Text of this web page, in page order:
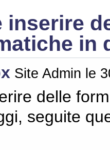
inserire
in
Site Admin le
delle
seguite